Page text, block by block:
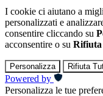
I cookie ci aiutano a
personalizzati e
consentire cliccando su
acconsentire o su
Personalizza Rifiuta
Powered by
Personalizza le tue